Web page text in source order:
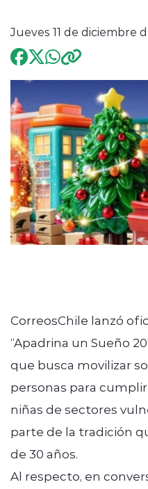
modo claro
Jueves 11 de diciembre
CorreosChile lanzó
“Apadrina un Sueño
que busca movilizar
personas para
niñas de sectores
parte de la tradición
de 30 años.
Al respecto, en